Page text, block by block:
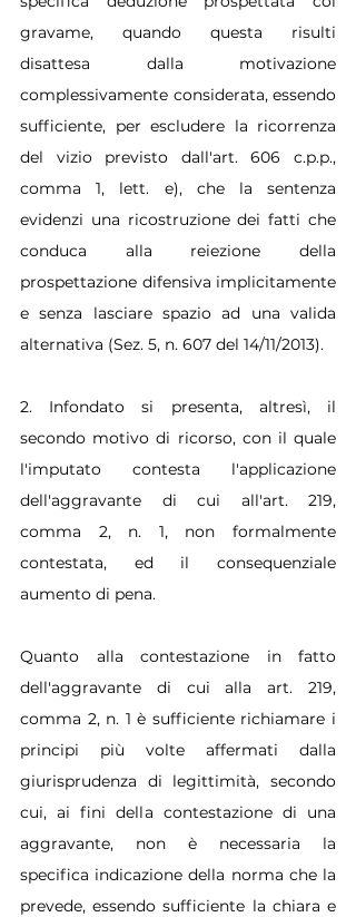
gravame, quando questa risulti
disattesa dalla motivazione
complessivamente considerata, essendo
sufficiente, per escludere la ricorrenza
del vizio previsto dall'art. 606 c.p.p.,
comma 1, lett. e), che la sentenza
evidenzi una ricostruzione dei fatti che
conduca alla reiezione della
prospettazione difensiva implicitamente
e senza lasciare spazio ad una valida
alternativa (Sez. 5, n. 607 del 14/11/2013).
2. Infondato si presenta, altresì, il
secondo motivo di ricorso, con il quale
l'imputato contesta l'applicazione
dell'aggravante di cui all'art. 219,
comma 2, n. 1, non formalmente
contestata, ed il consequenziale
aumento di pena.
Quanto alla contestazione in fatto
dell'aggravante di cui alla art. 219,
comma 2, n. 1 è sufficiente richiamare i
principi più volte affermati dalla
giurisprudenza di legittimità, secondo
cui, ai fini della contestazione di una
aggravante, non è necessaria la
specifica indicazione della norma che la
prevede, essendo sufficiente la chiara e